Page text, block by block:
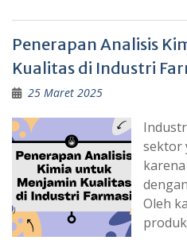
Penerapan Analisis
Kualitas di Industri
25 Maret 2025
sektor
Oleh